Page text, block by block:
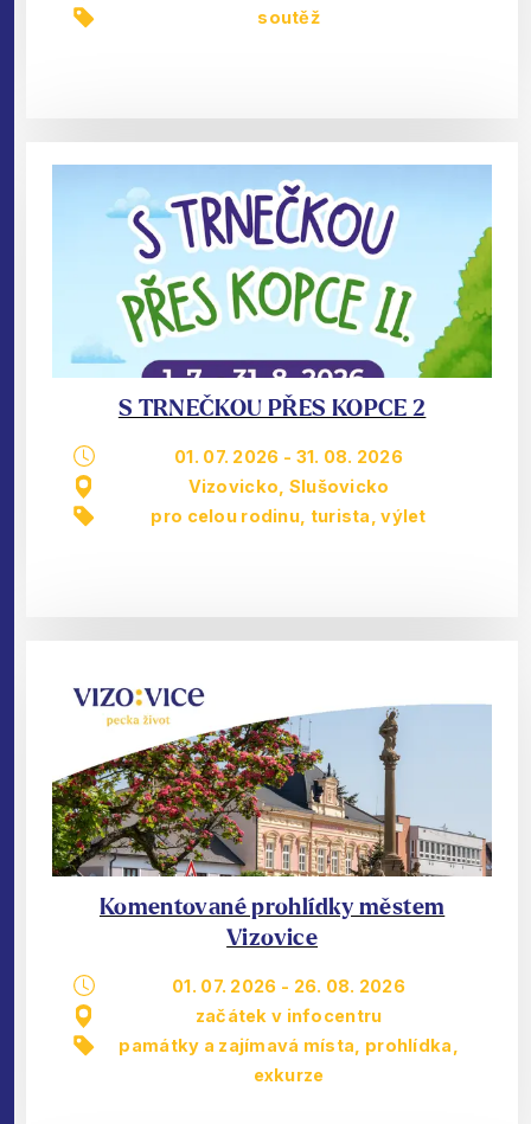
soutěž
S TRNEČKOU PŘES KOPCE 2
01. 07. 2026 - 31. 08. 2026
Vizovicko, Slušovicko
pro celou rodinu turista ,výlet
Komentované prohlídky městem
Vizovice
01. 07. 2026 - 26. 08. 2026
začátek v infocentru
památky a zajímavá místa
prohlídka,
exkurze